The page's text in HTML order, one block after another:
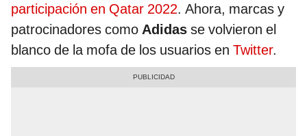
participación en Qatar 2022. Ahora, marcas y
patrocinadores como Adidas se volvieron el
blanco de la mofa de los usuarios en Twitter.